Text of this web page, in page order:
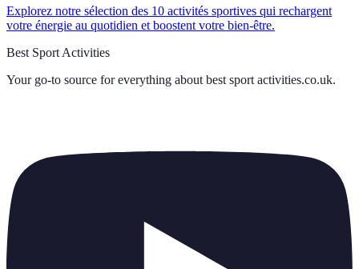
Explorez notre sélection des 10 activités sportives qui rechargent
votre énergie au quotidien et boostent votre bien-être.
Best Sport Activities
Your go-to source for everything about best sport activities.co.uk.